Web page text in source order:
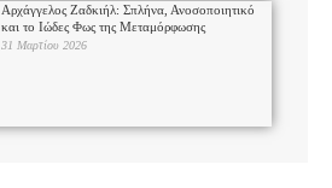
Αρχάγγελος Ζαδκιήλ: Σπλήνα, Ανοσοποιητικό
και το Ιώδες Φως της Μεταμόρφωσης
31 Μαρτίου 2026